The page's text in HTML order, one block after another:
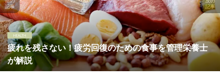
疲れを残さない！疲労回復のための食事を管理栄養士
が解説
記事
記事